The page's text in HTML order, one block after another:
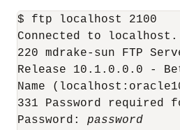
$ ftp localhost 2100
Connected to localhost.
220 mdrake-sun FTP
Release 10.1.0.0.0 -
Name
331 Password required
Password: password